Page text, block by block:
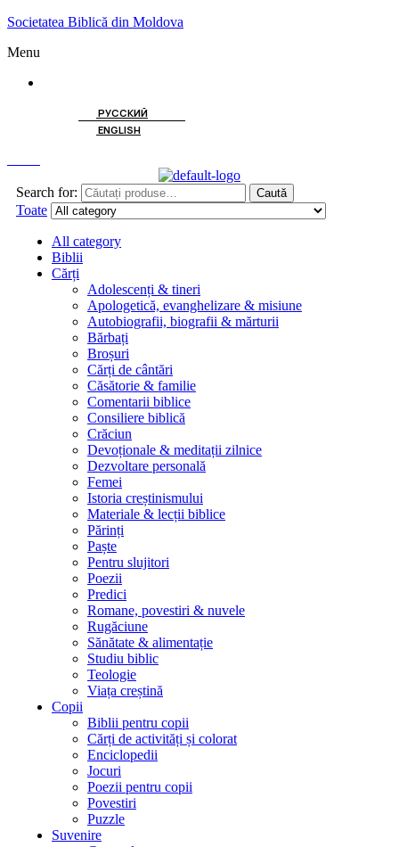
Societatea Biblică din Moldova
Menu
РУССКИЙ
ENGLISH
Search for: Caută
Toate
All category
Biblii
Cărți
Adolescenți & tineri
Apologetică, evanghelizare & misiune
Autobiografii, biografii & mărturii
Bărbați
Broșuri
Cărți de cântări
Căsătorie & familie
Comentarii biblice
Consiliere biblică
Crăciun
Devoționale & meditații zilnice
Dezvoltare personală
Femei
Istoria creștinismului
Materiale & lecții biblice
Părinți
Paște
Pentru slujitori
Poezii
Predici
Romane, povestiri & nuvele
Rugăciune
Sănătate & alimentație
Studiu biblic
Teologie
Viața creștină
Copii
Biblii pentru copii
Cărți de activități și colorat
Enciclopedii
Jocuri
Poezii pentru copii
Povestiri
Puzzle
Suvenire